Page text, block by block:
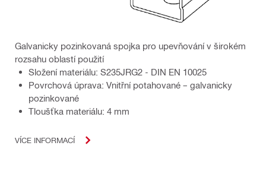
Galvanicky pozinkovaná spojka pro upevňování v širokém
rozsahu oblastí použití
Složení materiálu: S235JRG2 - DIN EN 10025
Povrchová úprava: Vnitřní potahované – galvanicky
pozinkované
Tloušťka materiálu: 4 mm
VÍCE INFORMACÍ